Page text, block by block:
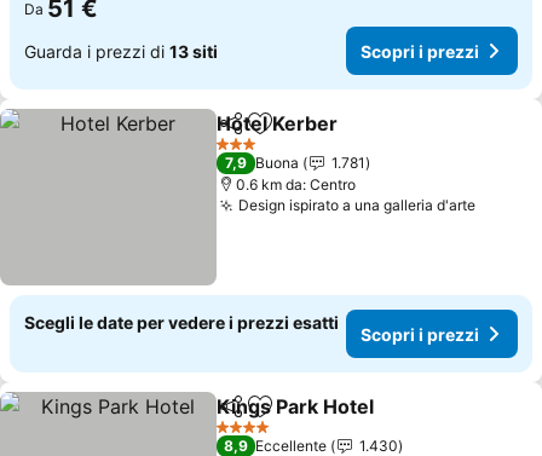
Da 51 €
Guarda i prezzi di 13 siti Scopri i prezzi
CondividiAggiungi ai preferiti
Hotel Kerber
3 Stelle
7,9 Buona
1.781
0.6 km da: Centro
Design ispirato a una galleria d'arte
Scegli le date per vedere i prezzi esatti
Scopri i prezzi
CondividiAggiungi ai preferiti
Kings Park Hotel
4 Stelle
8,9 Eccellente
1.430